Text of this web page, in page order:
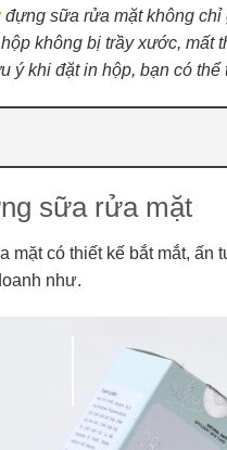
đựng sữa rửa mặt không chỉ
không bị trầy xước, mất
ý khi đặt in hộp, bạn có
sữa rửa mặt
có thiết kế bắt mắt,
như.